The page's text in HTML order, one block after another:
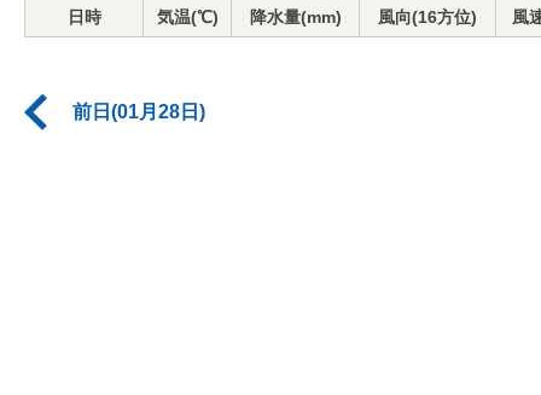
日時 気温(℃) 降水量(mm) 風向(16方位) 風
前日(01月28日)